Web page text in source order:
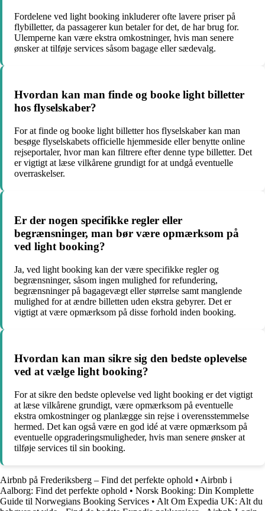
Fordelene ved light booking inkluderer ofte lavere priser på
flybilletter, da passagerer kun betaler for det, de har brug for.
Ulemperne kan være ekstra omkostninger, hvis man senere
ønsker at tilføje services såsom bagage eller sædevalg.
Hvordan kan man finde og booke light billetter
hos flyselskaber?
For at finde og booke light billetter hos flyselskaber kan man
besøge flyselskabets officielle hjemmeside eller benytte online
rejseportaler, hvor man kan filtrere efter denne type billetter. Det
er vigtigt at læse vilkårene grundigt for at undgå eventuelle
overraskelser.
Er der nogen specifikke regler eller
begrænsninger, man bør være opmærksom på
ved light booking?
Ja, ved light booking kan der være specifikke regler og
begrænsninger, såsom ingen mulighed for refundering,
begrænsninger på bagagevægt eller størrelse samt manglende
mulighed for at ændre billetten uden ekstra gebyrer. Det er
vigtigt at være opmærksom på disse forhold inden booking.
Hvordan kan man sikre sig den bedste oplevelse
ved at vælge light booking?
For at sikre den bedste oplevelse ved light booking er det vigtigt
at læse vilkårene grundigt, være opmærksom på eventuelle
ekstra omkostninger og planlægge sin rejse i overensstemmelse
hermed. Det kan også være en god idé at være opmærksom på
eventuelle opgraderingsmuligheder, hvis man senere ønsker at
tilføje services til sin booking.
Airbnb på Frederiksberg – Find det perfekte ophold • Airbnb i
Aalborg: Find det perfekte ophold • Norsk Booking: Din Komplette
Guide til Norwegians Booking Services • Alt Om Expedia UK: Alt du